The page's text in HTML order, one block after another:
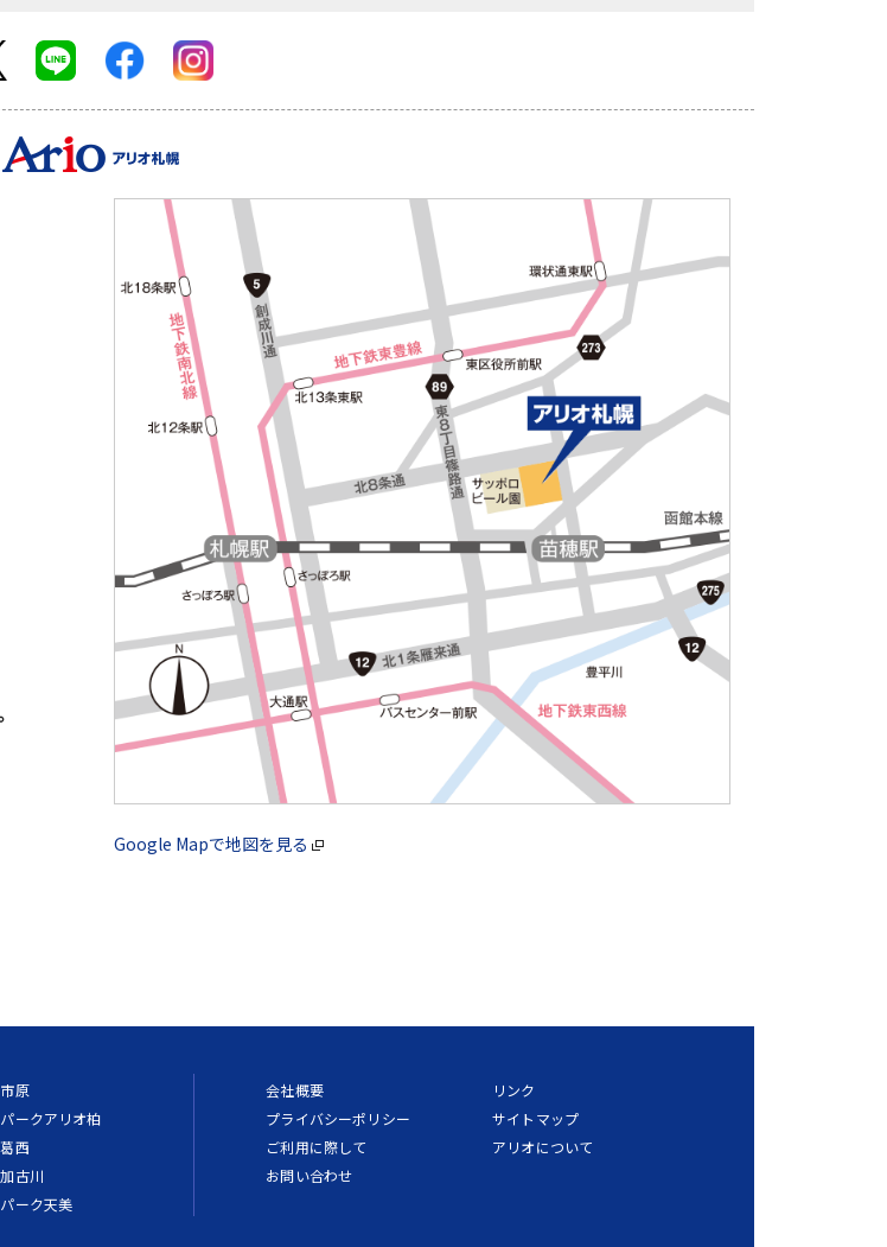
Google Mapで地図を見る
原
ークアリオ柏
西
古川
ーク天美
会社概要
プライバシーポリシー
ご利用に際して
お問い合わせ
リンク
サイトマップ
アリオについて